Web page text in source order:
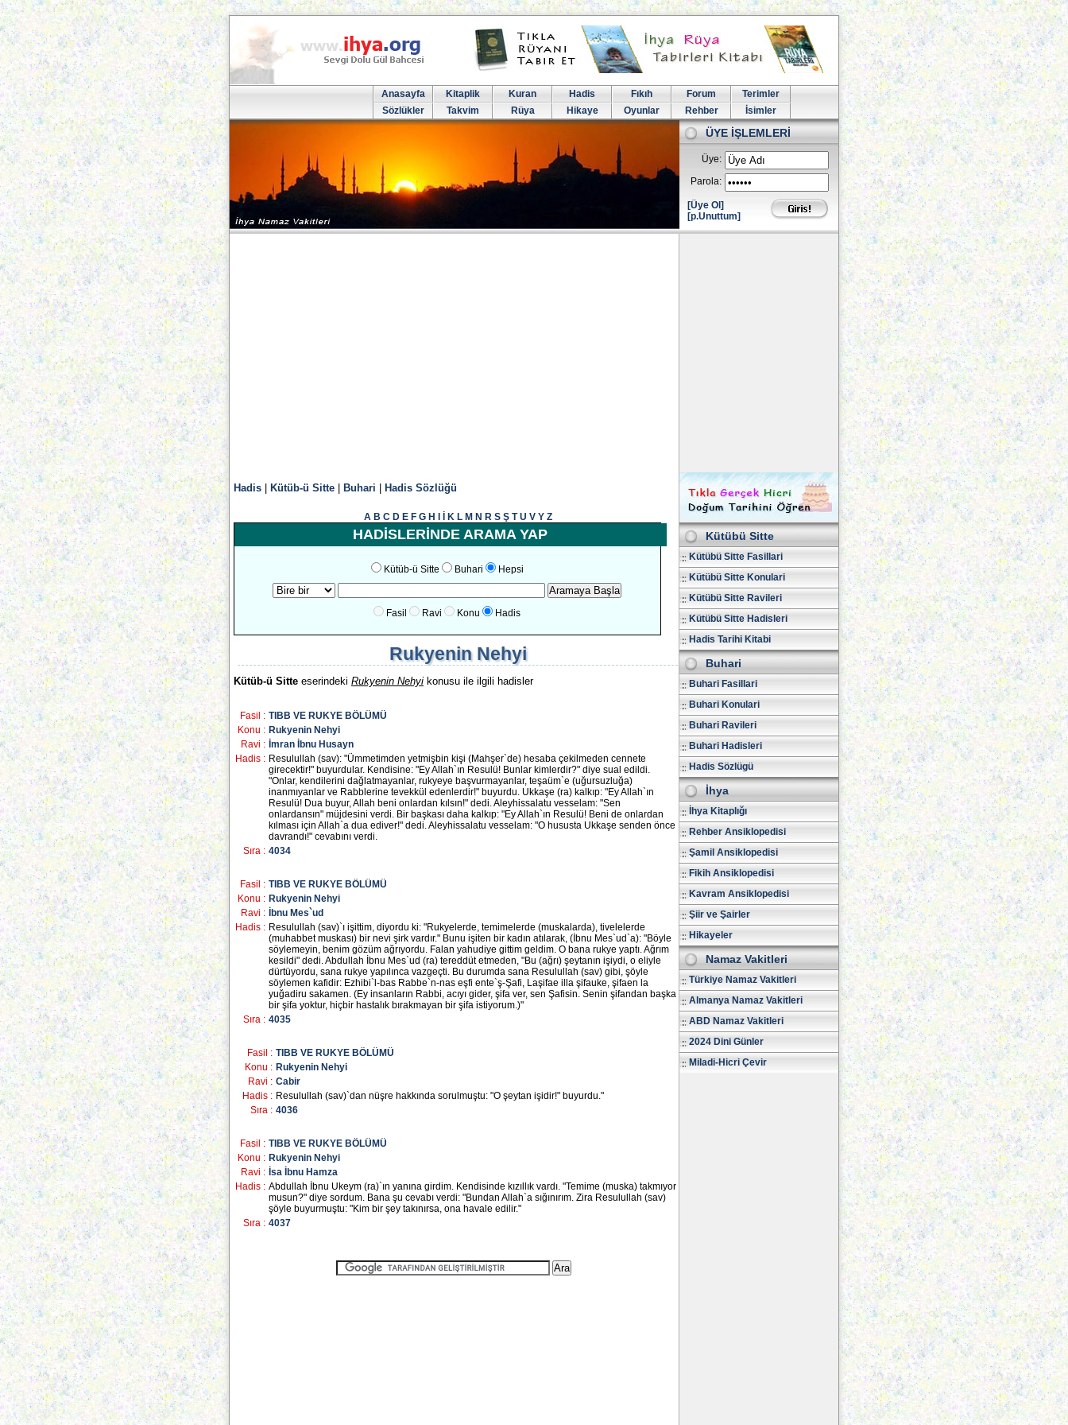
Anasayfa Kitaplik Kuran Hadis Fıkıh Forum
Terimler
Sözlükler
Takvim Rüya Hikaye Oyunlar Rehber İsimler
ÜYE İŞLEMLERİ
Üye:
Parola:
[Üye Ol]
[p.Unuttum]
Hadis Kütüb-ü Sitte Buhari Hadis Sözlüğü
A B C D E F G H K L M N R S Ş T U V Y Z
HADİSLERİNDE ARAMA YAP
Kütüb-ü Sitte Buhari Hepsi
Fasil Ravi Konu Hadis
Rukyenin Nehyi
Kütüb-ü Sitte eserindeki Rukyenin Nehyi konusu ile ilgili hadisler
Fasil : TIBB VE RUKYE BÖLÜMÜ
Konu : Rukyenin Nehyi
Ravi : İmran İbnu Husayn
Hadis : Resulullah (sav): "Ümmetimden yetmişbin kişi (Mahşer`de) hesaba çekilmeden cennete
girecektir!" buyurdular. Kendisine: "Ey Allah`ın Resulü! Bunlar kimlerdir?" diye sual edildi.
"Onlar, kendilerini dağlatmayanlar, rukyeye başvurmayanlar, teşaüm`e (uğursuzluğa)
inanmıyanlar ve Rabblerine tevekkül edenlerdir!" buyurdu. Ukkaşe (ra) kalkıp: "Ey Allah`ın
Resulü! Dua buyur, Allah beni onlardan kılsın!" dedi. Aleyhissalatu vesselam: "Sen
onlardansın" müjdesini verdi. Bir başkası daha kalkıp: "Ey Allah`ın Resulü! Beni de onlardan
kılması için Allah`a dua ediver!" dedi. Aleyhissalatu vesselam: "O hususta Ukkaşe senden önce
davrandı!" cevabını verdi.
Sıra : 4034
Fasil : TIBB VE RUKYE BÖLÜMÜ
Konu : Rukyenin Nehyi
Ravi :
İbnu Mes`ud
Hadis : Resulullah (sav)`ı işittim, diyordu ki: "Rukyelerde, temimelerde (muskalarda), tivelelerde
(muhabbet muskası) bir nevi şirk vardır." Bunu işiten bir kadın atılarak, (İbnu Mes`ud`a): "Böyle
söylemeyin, benim gözüm ağrıyordu. Falan yahudiye gittim geldim. O bana rukye yaptı. Ağrım
kesildi" dedi. Abdullah İbnu Mes`ud (ra) tereddüt etmeden, "Bu (ağrı) şeytanın işiydi, o eliyle
dürtüyordu, sana rukye yapılınca vazgeçti. Bu durumda sana Resulullah (sav) gibi, şöyle
söylemen kafidir: Ezhibi`l-bas Rabbe`n-nas eşfi ente`ş-Şafi, Laşifae illa şifauke, şifaen la
yuğadiru sakamen. (Ey insanların Rabbi, acıyı gider, şifa ver, sen Şafisin. Senin şifandan başka
bir şifa yoktur, hiçbir hastalık bırakmayan bir şifa istiyorum.)"
Sıra : 4035
Fasil : TIBB VE RUKYE BÖLÜMÜ
Konu : Rukyenin Nehyi
Ravi : Cabir
Hadis : Resulullah (sav)`dan nüşre hakkında sorulmuştu: "O şeytan işidir!" buyurdu."
Sıra : 4036
Fasil : TIBB VE RUKYE BÖLÜMÜ
Konu : Rukyenin Nehyi
Ravi : İsa İbnu Hamza
Hadis : Abdullah İbnu Ukeym (ra)`ın yanına girdim. Kendisinde kızıllık vardı. "Temime (muska) takmıyor
musun?" diye sordum. Bana şu cevabı verdi: "Bundan Allah`a sığınırım. Zira Resulullah (sav)
şöyle buyurmuştu: "Kim bir şey takınırsa, ona havale edilir."
Sıra : 4037
Kütübü Sitte
Kütübü Sitte Fasillari
Kütübü Sitte Konulari
Kütübü Sitte Ravileri
Kütübü Sitte Hadisleri
Hadis Tarihi Kitabi
Buhari
Buhari Fasillari
Buhari Konulari
Buhari Ravileri
Buhari Hadisleri
Hadis Sözlügü
İhya
İhya Kitaplığı
Rehber Ansiklopedisi
Şamil Ansiklopedisi
Fikih Ansiklopedisi
Kavram Ansiklopedisi
Şiir ve Şairler
Hikayeler
Namaz Vakitleri
Türkiye Namaz Vakitleri
Almanya Namaz Vakitleri
ABD Namaz Vakitleri
2024 Dini Günler
Miladi-Hicri Çevir